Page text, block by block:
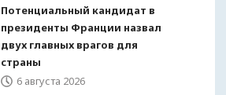
Потенциальный кандидат в
президенты Франции назвал
двух главных врагов для
страны
6 августа 2026